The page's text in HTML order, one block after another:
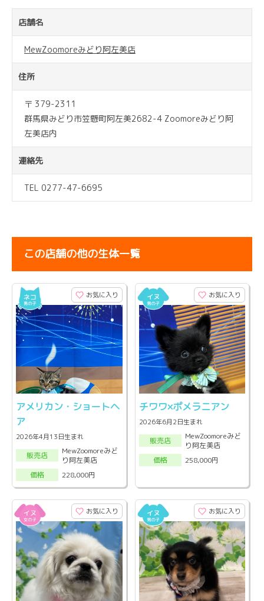
店舗名
MewZoomoreみどり阿左美店
住所
〒 379-2311
群馬県みどり市笠懸町阿左美2682-4 Zoomoreみどり阿
左美店内
連絡先
TEL 0277-47-6695
この店舗の他の生体一覧
お気に入り
アメリカン・ショートヘ
ア
2026年4月13日生まれ
販売店
MewZoomoreみど
り阿左美店
価格
228,000円
お気に入り
チワワ×ポメラニアン
2026年6月2日生まれ
販売店
MewZoomoreみど
り阿左美店
価格
258,000円
お気に入り お気に入り